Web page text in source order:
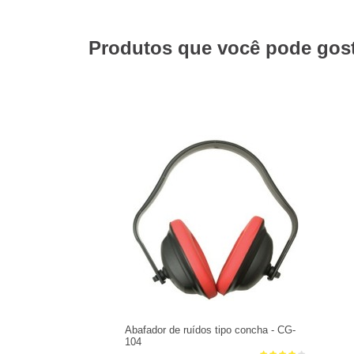
Produtos que você pode
Abafador de ruídos tipo concha - CG-
104